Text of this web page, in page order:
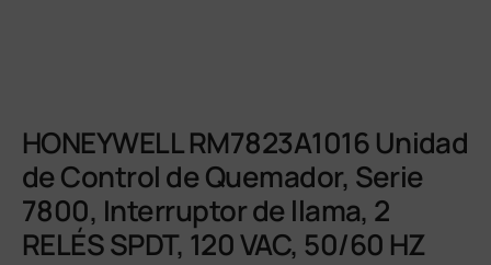
HONEYWELL RM7823A1016 Unidad
de Control de Quemador, Serie
7800, Interruptor de llama, 2
RELÉS SPDT, 120 VAC, 50/60 HZ